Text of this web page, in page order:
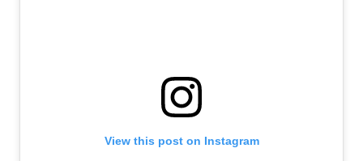
View this post on Instagram